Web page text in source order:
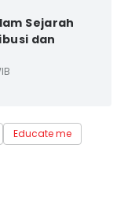
Sejarah
dan
Educate me